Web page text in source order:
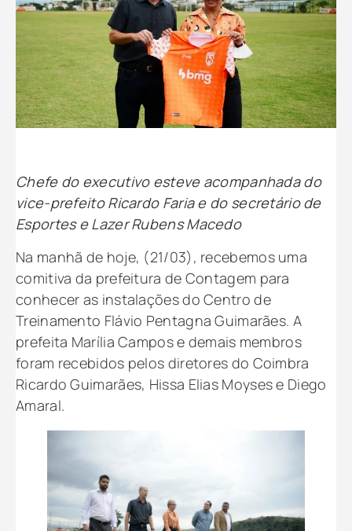
Chefe do executivo esteve acompanhada do
vice-prefeito Ricardo Faria e do secretário de
Esportes e Lazer Rubens Macedo
Na manhã de hoje, (21/03), recebemos uma
comitiva da prefeitura de Contagem para
conhecer as instalações do Centro de
Treinamento Flávio Pentagna Guimarães. A
prefeita Marília Campos e demais membros
foram recebidos pelos diretores do Coimbra
Ricardo Guimarães, Hissa Elias Moyses e Diego
Amaral.